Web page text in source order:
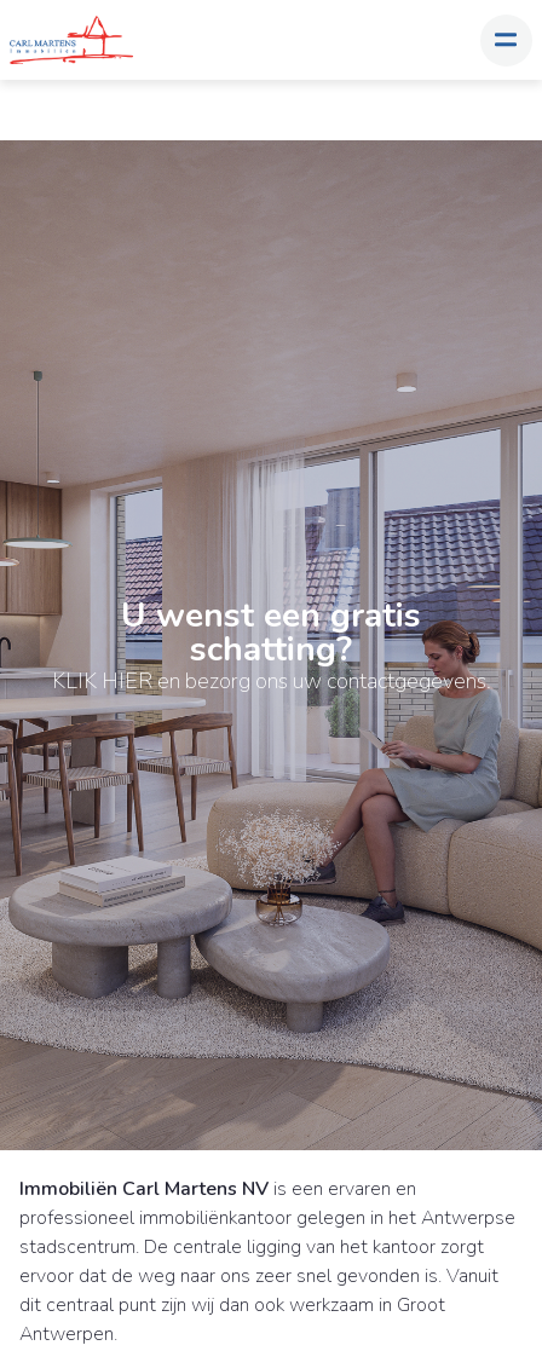
U wenst een gratis
schatting?
KLIK HIER en bezorg ons uw contactgegevens.
Immobiliën Carl Martens NV is een ervaren en
professioneel immobiliënkantoor gelegen in het Antwerpse
stadscentrum. De centrale ligging van het kantoor zorgt
ervoor dat de weg naar ons zeer snel gevonden is. Vanuit
dit centraal punt zijn wij dan ook werkzaam in Groot
Antwerpen.